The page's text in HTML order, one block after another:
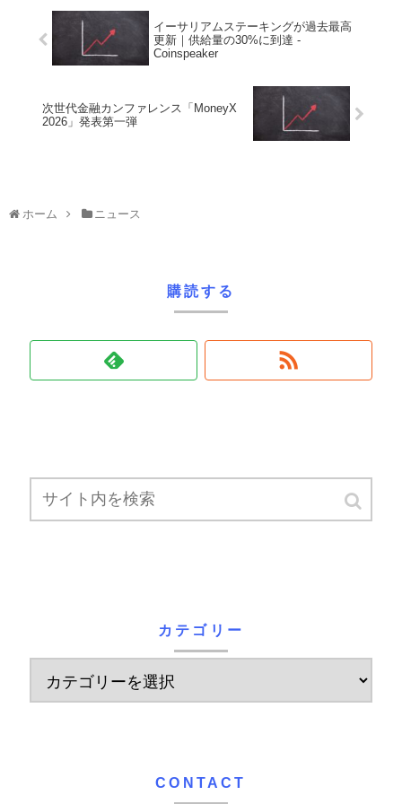
イーサリアムステーキングが過去最高
更新｜供給量の30%に到達 -
Coinspeaker
次世代金融カンファレンス「MoneyX
2026」発表第一弾
ホーム ニュース
購読する
カテゴリー
CONTACT